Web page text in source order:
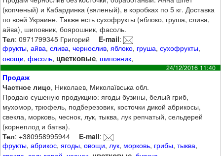
(копченый) и Кабардинка (вяленый), в коробках по 5 кг. Доставка
по всей Украине. Также есть сухофрукты (яблоко, груша, слива,
айва), шиповник, боярошник, фасоль.
Тел: 0971799345 Григорий E-mail:
фрукты,айва,слива,чернослив,яблоко, груша,сухофрукты,
овощи,фасоль, цветковые, шиповник,
24/12/2016 11:40
Продаж
Частное лицо, Николаев, Миколаївська обл.
Продаю сушеную продукцию: ягоды бузины, белый гриб,
мухомор, трюфель, подберезовик, косточки дикой абрикосы,
свекла, морковь, чеснок, лук, тыква, лук репчатый, сельдерей
(корнеплод и батва).
Тел: +380958995944 E-mail:
фрукты,абрикос,ягоды,овощи,лук, морковь, грибы,тыква,